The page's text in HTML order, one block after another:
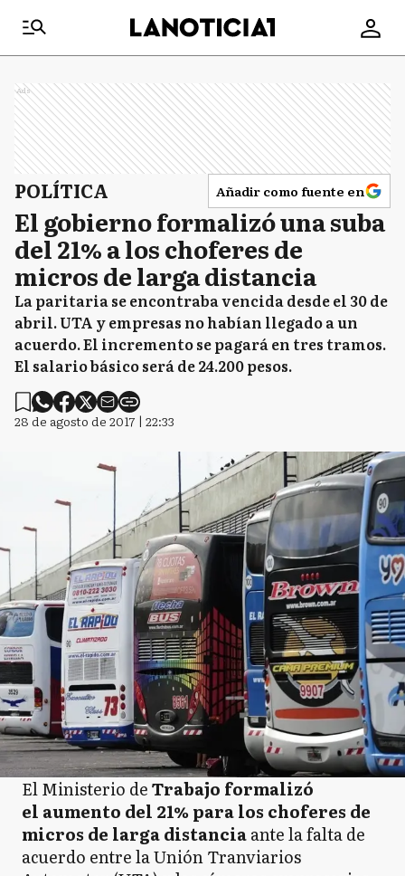
Ads
POLÍTICA Añadir como fuente en
El gobierno formalizó una suba
del 21% a los choferes de
micros de larga distancia
La paritaria se encontraba vencida desde el 30 de
abril. UTA y empresas no habían llegado a un
acuerdo. El incremento se pagará en tres tramos.
El salario básico será de 24.200 pesos.
28 de agosto de 2017 | 22:33
El Ministerio deTrabajo formalizó
el aumento del 21% para los choferes de
micros de larga distanciaante la falta de
acuerdo entre la Unión Tranviarios